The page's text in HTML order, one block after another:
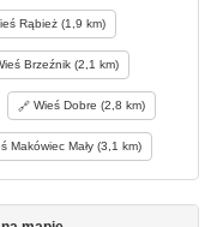
Rąbież (1,9 km)
Brzeźnik (2,1 km)
Wieś Dobre (2,8 km)
Makówiec Mały (3,1 km)